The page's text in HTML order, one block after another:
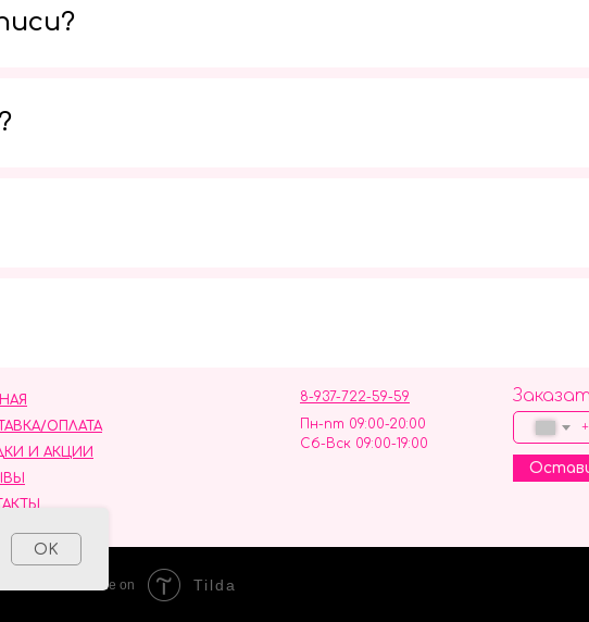
OK
ОПЛАТА
И АКЦИИ
8-937-722-59-59
Пн-пт 09:00-20:00
Сб-Вск 09:00-19:00
Made on Tilda